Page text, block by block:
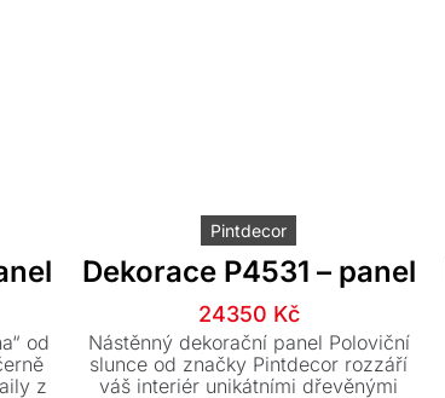
od
z
Pintdecor
Dekorace P4531 – panel
Původní
cena
byla:
28650 Kč.
24350 Kč
Aktuální
cena
je:
24350 Kč.
Nástěnný dekorační panel Poloviční
slunce od značky Pintdecor rozzáří
váš interiér unikátními dřevěnými